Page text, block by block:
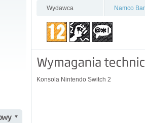
Wydawca Namco
Konsola Nintendo Switch 2